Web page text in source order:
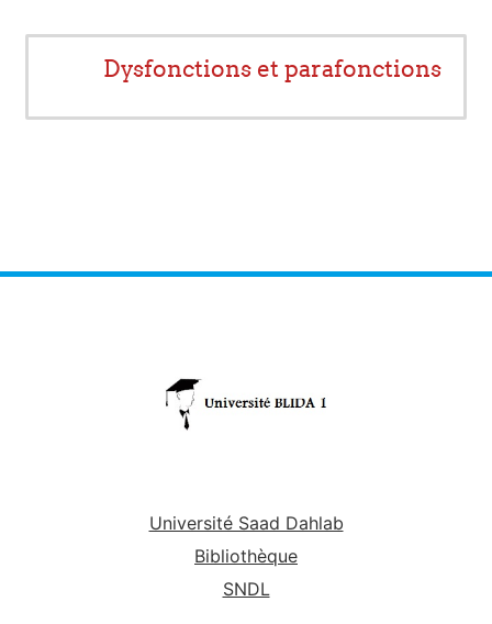
Dysfonctions et parafonctions
Université Saad Dahlab
Bibliothèque
SNDL